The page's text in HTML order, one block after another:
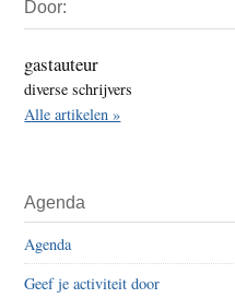
Sidebar
Door:
gastauteur
diverse schrijvers
Alle artikelen »
Agenda
Agenda
Geef je activiteit door